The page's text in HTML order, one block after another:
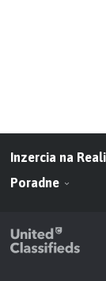
Inzercia na
Poradne